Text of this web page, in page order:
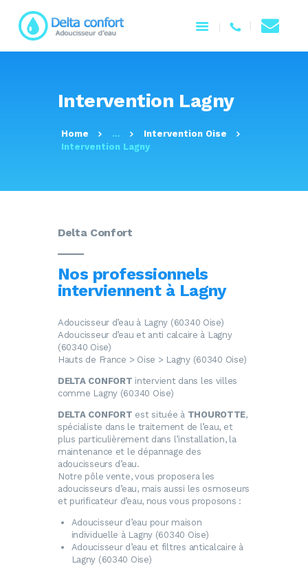
Intervention Lagny
Home ...
Intervention Oise
Intervention Lagny
ACCUEIL
NOTRE ENTREPRISE
PRODUITS
SERVICES
Delta Confort
Nos professionnels
interviennent à Lagny
Adoucisseur d’eau à Lagny (60340 Oise)
Adoucisseur d’eau et anti calcaire à Lagny
(60340 Oise)
Hauts de France > Oise > Lagny (60340 Oise)
DELTA CONFORT intervient dans les villes
comme Lagny (60340 Oise)
DELTA CONFORT est située à THOUROTTE,
spécialiste dans le traitement de l’eau, et
plus particulièrement dans l’installation, la
maintenance et le dépannage des
adoucisseurs d’eau.
Notre pôle vente, vous proposera les
adoucisseurs d’eau, mais aussi les osmoseurs
et purificateur d’eau, nous vous proposons :
Adoucisseur d’eau pour maison
individuelle à Lagny (60340 Oise)
Adoucisseur d’eau et filtres anticalcaire à
Lagny (60340 Oise)